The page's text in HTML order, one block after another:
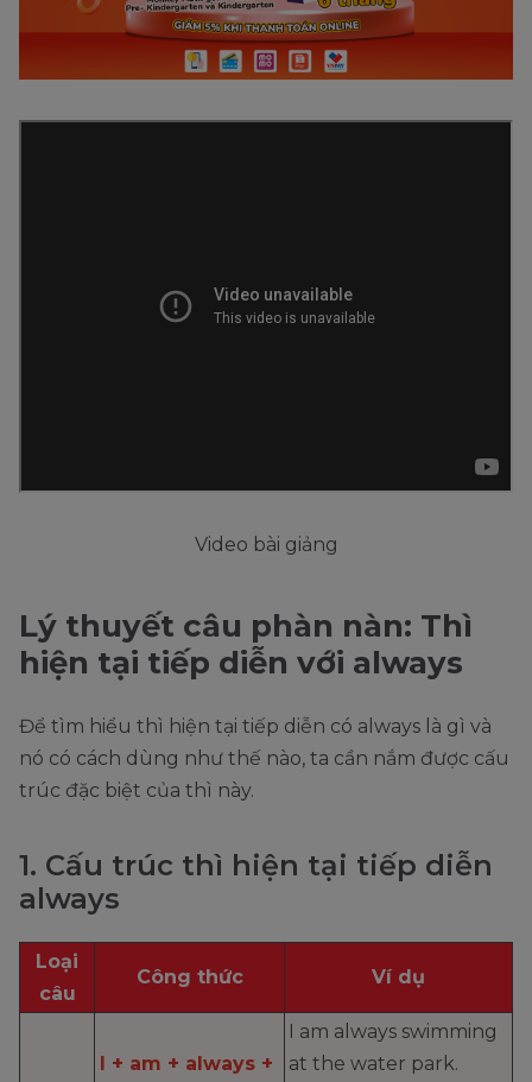
Video bài giảng
Lý thuyết câu phàn nàn: Thì
hiện tại tiếp diễn với always
Để tìm hiểu thì hiện tại tiếp diễn có always là gì và
nó có cách dùng như thế nào, ta cần nắm được cấu
trúc đặc biệt của thì này.
1. Cấu trúc thì hiện tại tiếp diễn
always
Loại
câu
Công thức Ví dụ
I + am + always +
I am always swimming
at the water park.